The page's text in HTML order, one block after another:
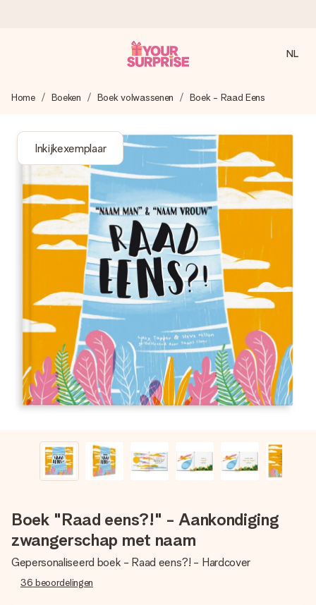
We maken jouw cadeau met zorg en zorgen dat het
4,8 (gebaseerd op +8.000 reviews)
Onze cadeaus worden gewaardeerd. Klanten beoordelen
ons met een 4,7 op Google Reviews
Gratis wenskaartje
Je maakt in een paar stappen iets unieks – met haar naam,
jullie foto of een boodschap die raakt. Zonder gedoe, maar
met alle aandacht voor het moment.
NL
Home Boeken Boek volwassenen Boek - Raad Eens
Inkijkexemplaar
Boek "Raad eens?!" - Aankondiging
zwangerschap met naam
Gepersonaliseerd boek - Raad eens?! - Hardcover
36 beoordelingen